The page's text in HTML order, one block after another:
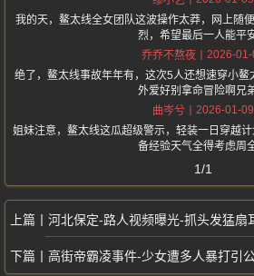
我的天，鳌太线全女团队这波操作太莽，网上随
烈，希望最后一人能平安
乔乔不熬夜
2026-01-
绝了，鳌太线事故年年有，这次5人还想速穿小
外爱好别拿命冒险啊兄弟
曲岑兮
2026-01-09
姐妹注意，鳌太线这瓜超级警示，轻装一日穿越
备经验天气全得考虑周全
1/1
河北保定-路人视频曝光-抓头发猛扇耳光霸
高街帝霸凌事件-少女遭多人暴打引公愤-原